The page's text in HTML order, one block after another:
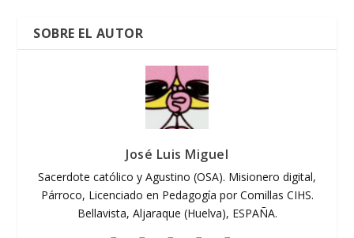
SOBRE EL AUTOR
José Luis Miguel
Sacerdote católico y Agustino (OSA). Misionero digital,
Párroco, Licenciado en Pedagogía por Comillas CIHS.
Bellavista, Aljaraque (Huelva), ESPAÑA.